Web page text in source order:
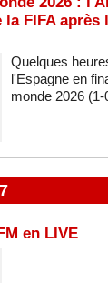
la FIFA
Quelques
l'Espagne en
monde 2026
en LIVE